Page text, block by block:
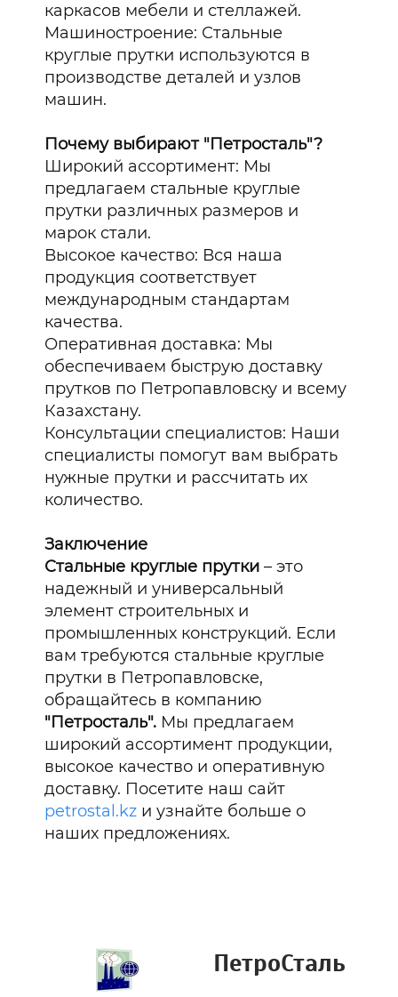
каркасов мебели и стеллажей.
Машиностроение: Стальные
круглые прутки используются в
производстве деталей и узлов
машин.
Почему выбирают "Петросталь"?
Широкий ассортимент: Мы
предлагаем стальные круглые
прутки различных размеров и
марок стали.
Высокое качество: Вся наша
продукция соответствует
международным стандартам
качества.
Оперативная доставка: Мы
обеспечиваем быструю доставку
прутков по Петропавловску и всему
Казахстану.
Консультации специалистов: Наши
специалисты помогут вам выбрать
нужные прутки и рассчитать их
количество.
Заключение
Стальные круглые прутки – это
надежный и универсальный
элемент строительных и
промышленных конструкций. Если
вам требуются стальные круглые
прутки в Петропавловске,
обращайтесь в компанию
"Петросталь". Мы предлагаем
широкий ассортимент продукции,
высокое качество и оперативную
доставку. Посетите наш сайт
petrostal.kz и узнайте больше о
наших предложениях.
ПетроСталь